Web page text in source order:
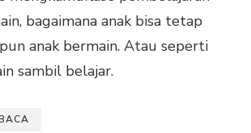
bagaimana anak bisa tetap
anak bermain. Atau seperti
sambil belajar.